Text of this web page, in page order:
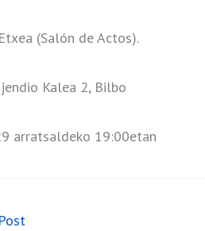
(Salón de Actos).
Kalea 2, Bilbo
arratsaldeko 19:00etan